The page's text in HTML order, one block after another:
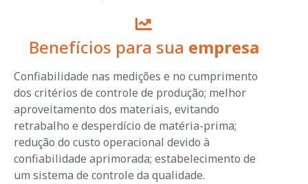
Benefícios para sua empresa
Confiabilidade nas medições e no cumprimento
dos critérios de controle de produção; melhor
aproveitamento dos materiais, evitando
retrabalho e desperdício de matéria-prima;
redução do custo operacional devido à
confiabilidade aprimorada; estabelecimento de
um sistema de controle da qualidade.